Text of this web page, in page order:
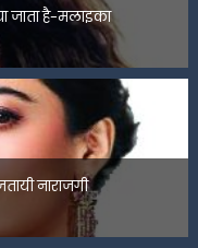
जाता है-मलाइका
नाराजगी